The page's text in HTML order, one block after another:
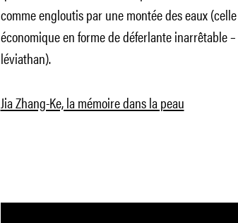
comme engloutis par une montée des eaux
économique en forme de déferlante inarrêtable
léviathan).
Jia Zhang-Ke, la mémoire dans la peau